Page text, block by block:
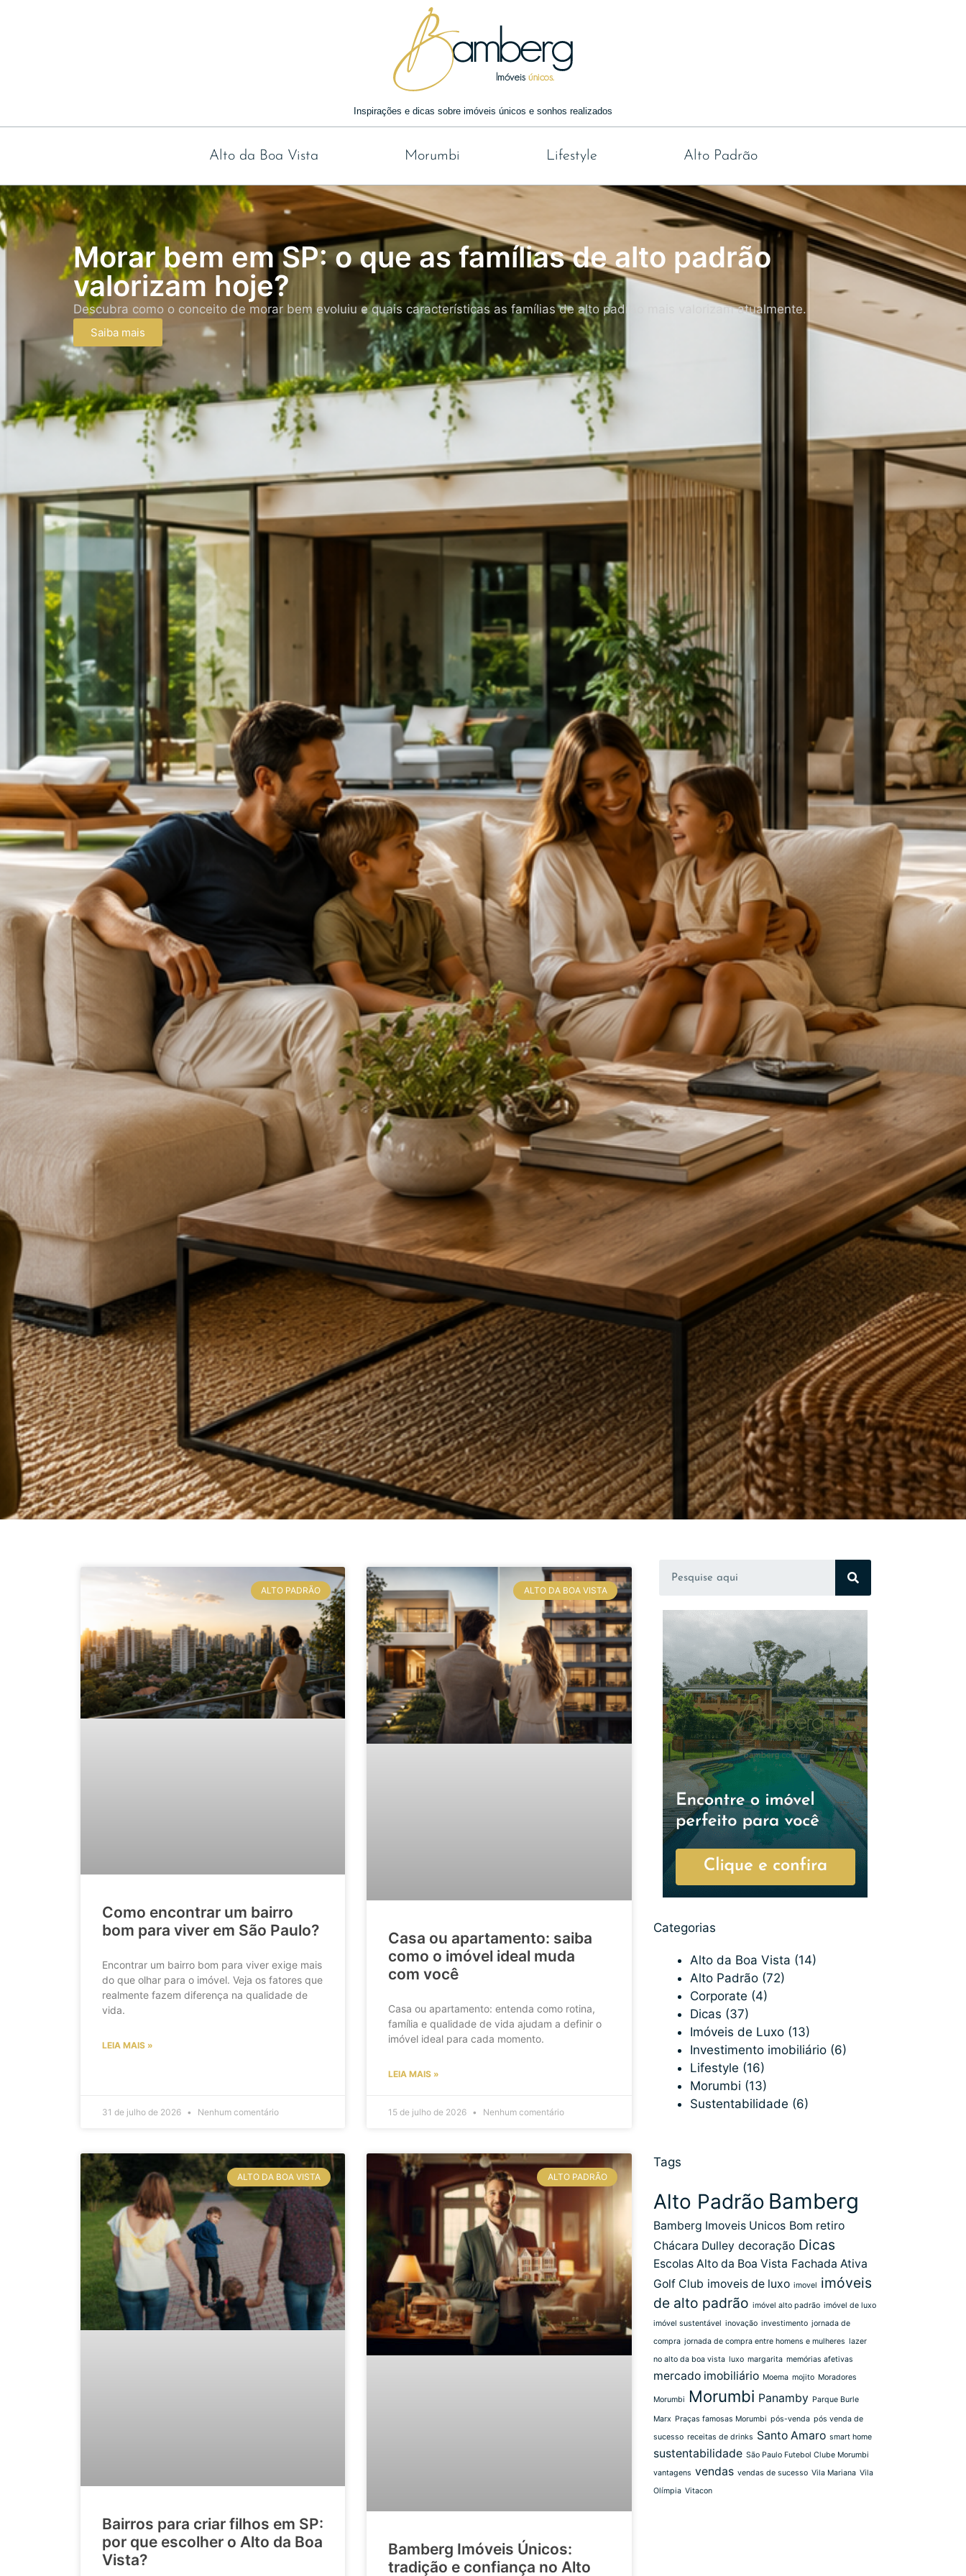
Inspirações e dicas sobre imóveis únicos e sonhos realizados
Alto da Boa Vista Morumbi Lifestyle Alto Padrão
Morar bem em SP: o que as famílias de alto padrão
valorizam hoje?
Descubra como o conceito de morar bem evoluiu e quais características as famílias de alto padrão mais valorizam atualmente.
Saiba mais
ALTO PADRÃO
Como encontrar um bairro
bom para viver em São Paulo?
Encontrar um bairro bom para viver exige mais
do que olhar para o imóvel. Veja os fatores que
realmente fazem diferença na qualidade de
vida.
LEIA MAIS »
31 de julho de 2026 Nenhum comentário
ALTO DA BOA VISTA
Casa ou apartamento: saiba
como o imóvel ideal muda
com você
Casa ou apartamento: entenda como rotina,
família e qualidade de vida ajudam a definir o
imóvel ideal para cada momento.
LEIA MAIS »
15 de julho de 2026 Nenhum comentário
ALTO DA BOA VISTA
Bairros para criar filhos em SP:
por que escolher o Alto da Boa
Vista?
ALTO PADRÃO
Bamberg Imóveis Únicos:
tradição e confiança no Alto
Categorias
Alto da Boa Vista (14)
Alto Padrão(72)
Corporate (4)
Dicas (37)
Imóveis de Luxo(13)
Investimento imobiliário(6)
Lifestyle (16)
Morumbi (13)
Sustentabilidade (6)
Tags
Alto Padrão Bamberg
Bamberg Imoveis Unicos Bom retiro
Chácara Dulley decoração Dicas
Escolas Alto da Boa Vista Fachada Ativa
Golf Club imoveis de luxo imovel imóveis
de alto padrão imóvel alto padrão imóvel de luxo
imóvel sustentável inovação investimento jornada de
compra jornada de compra entre homens e mulheres lazer
no alto da boa vista luxo margarita memórias afetivas
mercado imobiliário Moema mojito Moradores
Morumbi Morumbi Panamby Parque Burle
Marx Praças famosas Morumbi pós-venda pós venda de
sucesso receitas de drinks Santo Amaro smart home
sustentabilidade São Paulo Futebol Clube Morumbi
vantagens vendas vendas de sucesso Vila Mariana Vila
Olímpia Vitacon